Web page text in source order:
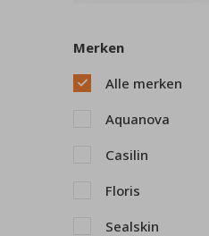
Merken
Alle merken
Aquanova
Casilin
Floris
Sealskin